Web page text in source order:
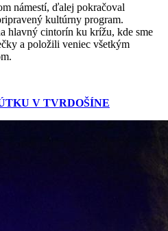
námestí, ďalej pokračoval
kultúrny program.
hlavný cintorín ku krížu, kde sme
a položili veniec všetkým
V TVRDOŠÍNE